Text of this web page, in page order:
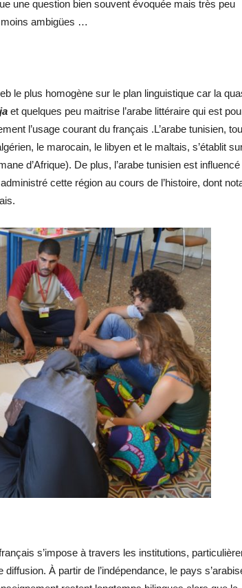
une question bien souvent évoquée mais très peu
ambigües …
le plus homogène sur le plan linguistique car la
et quelques peu maitrise l’arabe littéraire qui est
l’usage courant du français .L’arabe tunisien,
le marocain, le libyen et le maltais, s’établit
d’Afrique). De plus, l’arabe tunisien est
cette région au cours de l’histoire, dont
s’impose à travers les institutions,
À partir de l’indépendance, le pays